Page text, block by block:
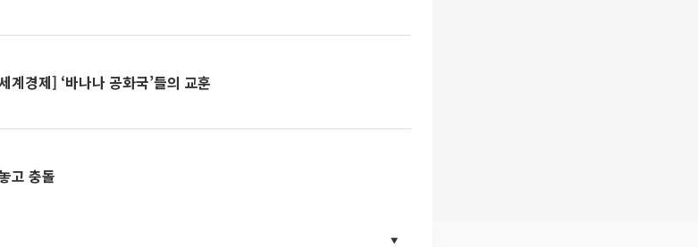
계경제] ‘바나나 공화국’들의 교훈
고 충돌